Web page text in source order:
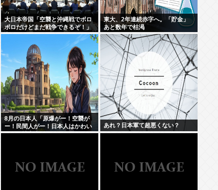
大日本帝国「空襲と沖縄戦でボロ
ボロだけどまだ戦争できるぞ！」
言うほどか？
東大、2年連続赤字へ。「貯金」
あと数年で枯渇
8月の日本人「原爆がー！空襲が
ー！民間人がー！日本人はかわい
そうな被害者！」→いやおまえら
あれ？日本軍て超悪くない？